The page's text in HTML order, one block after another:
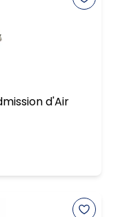
d'Air